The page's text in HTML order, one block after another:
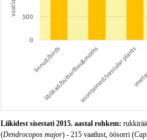
Liikidest sisestati 2015. aastal rohkem:
(Dendrocopos major) - 215 vaatlust, öösorri (